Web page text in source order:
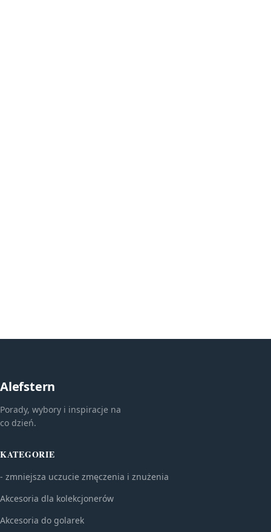
Alefstern
Porady, wybory i inspiracje na
co dzień.
KATEGORIE
- zmniejsza uczucie zmęczenia i znużenia
Akcesoria dla kolekcjonerów
Akcesoria do golarek